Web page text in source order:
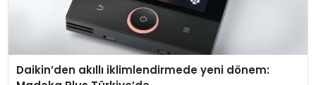
Daikin’den akıllı iklimlendirmede yeni dönem: